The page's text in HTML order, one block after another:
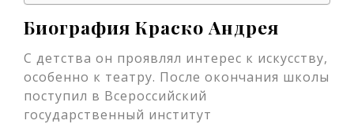
Биография Краско Андрея
С детства он проявлял интерес к искусству,
особенно к театру. После окончания школы
поступил в Всероссийский
государственный институт